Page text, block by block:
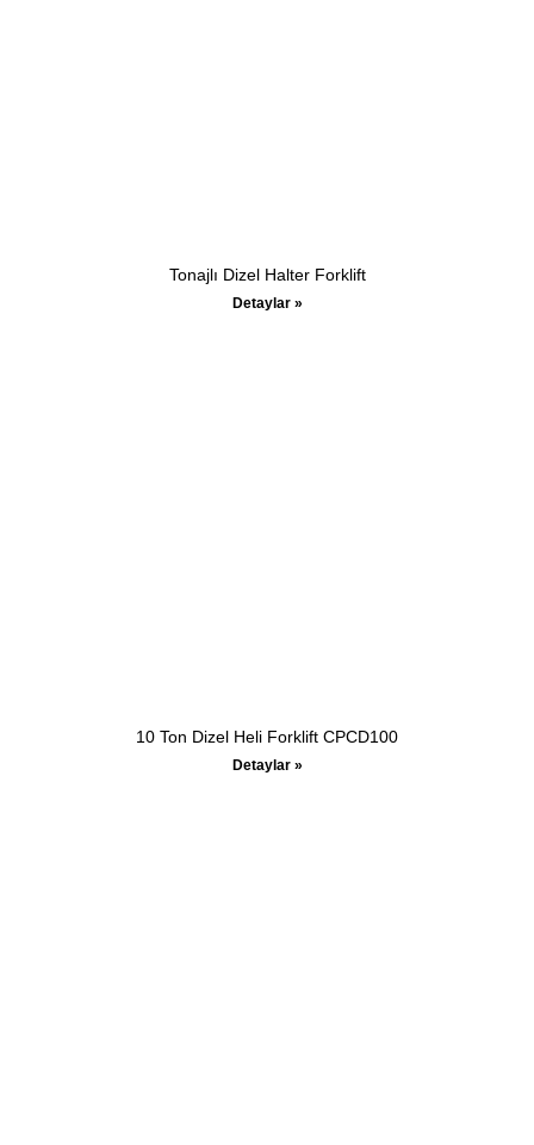
Tonajlı Dizel Halter Forklift
Detaylar »
10 Ton Dizel Heli Forklift CPCD100
Detaylar »